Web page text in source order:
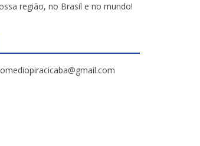
região, no Brasil e no mundo!